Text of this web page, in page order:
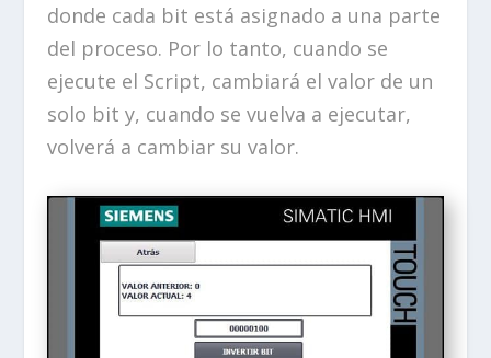
donde cada bit está asignado a una parte
del proceso. Por lo tanto, cuando se
ejecute el Script, cambiará el valor de un
solo bit y, cuando se vuelva a ejecutar,
volverá a cambiar su valor.